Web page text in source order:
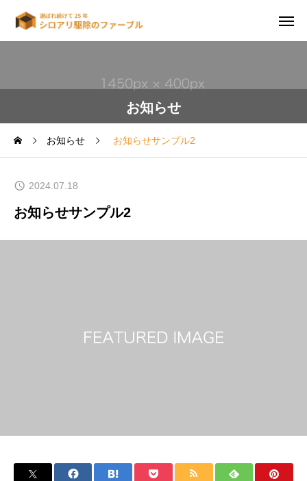
お知らせ
お知らせ お知らせサンプル2
2024.07.18
お知らせサンプル2